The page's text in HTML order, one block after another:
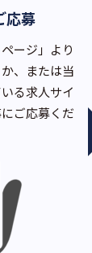
応募
ージ」より
、または当
る求人サイ
ご応募くだ